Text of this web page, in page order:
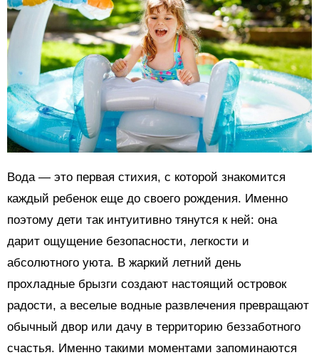
Вода — это первая стихия, с которой знакомится
каждый ребенок еще до своего рождения. Именно
поэтому дети так интуитивно тянутся к ней: она
дарит ощущение безопасности, легкости и
абсолютного уюта. В жаркий летний день
прохладные брызги создают настоящий островок
радости, а веселые водные развлечения превращают
обычный двор или дачу в территорию беззаботного
счастья. Именно такими моментами запоминаются